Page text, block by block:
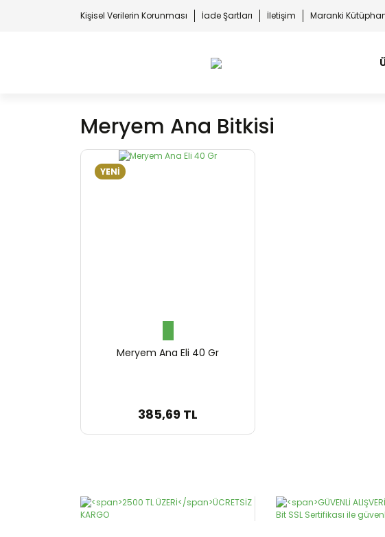
Kişisel Verilerin Korunması İade Şartları İletişim Maranki
Meryem Ana Bitkisi
YENİ
Meryem Ana Eli 40 Gr
385,69 TL